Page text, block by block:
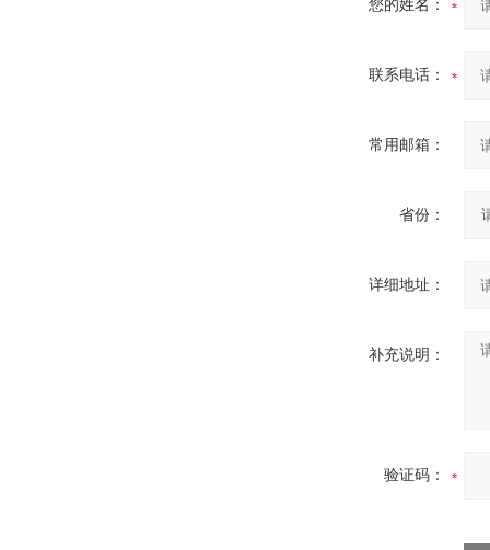
您的姓名：
联系电话：
常用邮箱：
省份：
详细地址：
补充说明：
验证码：